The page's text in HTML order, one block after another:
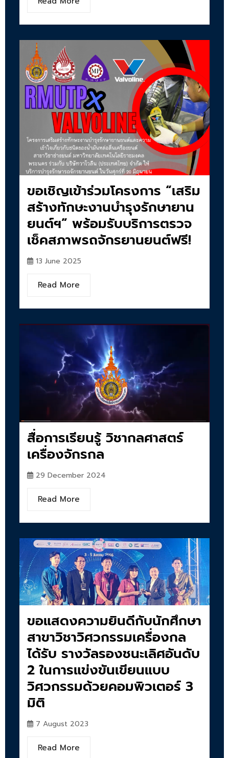
ขอเชิญเข้าร่วมโครงการ “เสริม
สร้างทักษะงานบำรุงรักษายาน
ยนต์ฯ” พร้อมรับบริการตรวจ
เช็คสภาพรถจักรยานยนต์ฟรี!
13 June 2025
Read More
สื่อการเรียนรู้ วิชากลศาสตร์
เครื่องจักรกล
29 December 2024
Read More
ขอแสดงความยินดีกับนักศึกษา
สาขาวิชาวิศวกรรมเครื่องกล
ได้รับ รางวัลรองชนะเลิศอันดับ
2 ในการแข่งขันเขียนแบบ
วิศวกรรมด้วยคอมพิวเตอร์ 3
มิติ
7 August 2023
Read More